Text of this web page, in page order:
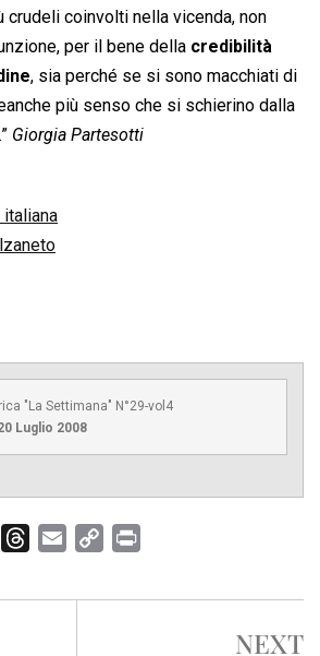
crudeli coinvolti nella vicenda, non
per il bene della credibilità
, sia perché se si sono macchiati di
più senso che si schierino dalla
Giorgia Partesotti
italiana
"La Settimana" N°29-vol4
Luglio 2008
r
a
p
i
NEXT